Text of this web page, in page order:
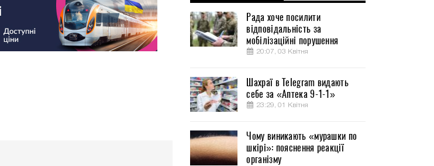
Рада хоче посилити
відповідальність за
мобілізаційні порушення
20:07, 03 Квітня
Шахраї в Telegram видають
себе за «Аптека 9-1-1»
23:29, 01 Квітня
Чому виникають «мурашки по
шкірі»: пояснення реакції
організму